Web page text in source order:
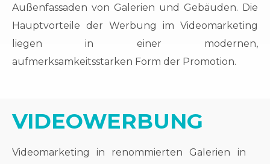
Außenfassaden von Galerien und Gebäuden. Die
Hauptvorteile der Werbung im Videomarketing
liegen in einer modernen,
aufmerksamkeitsstarken Form der Promotion.
VIDEOWERBUNG
Videomarketing in renommierten Galerien in